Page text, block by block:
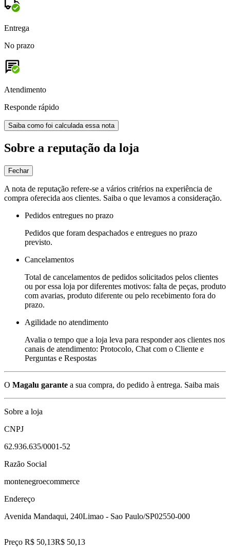
Entrega
No prazo
Atendimento
Responde rápido
Saiba como foi calculada essa nota
Sobre a reputação da loja
Fechar
A nota de reputação refere-se a vários critérios na experiência de
compra oferecida aos clientes. Saiba o que levamos a consideração.
Pedidos entregues no prazo
Pedidos que foram despachados e entregues no prazo
previsto.
Cancelamentos
Total de cancelamentos de pedidos solicitados pelos clientes
ou por essa loja por diferentes motivos: falta de peças, produto
com avarias, produto diferente ou pelo recebimento fora do
prazo.
Agilidade no atendimento
Avalia o tempo que a loja leva para responder aos clientes nos
canais de atendimento: Protocolo, Chat com o Cliente e
Perguntas e Respostas
O Magalu garante a sua compra, do pedido à entrega. Saiba mais
Sobre a loja
CNPJ
62.936.635/0001-52
Razão Social
montenegroecommerce
Endereço
Avenida Mandaqui, 240Limao - Sao Paulo/SP02550-000
Preço R$ 50,13R$ 50,13